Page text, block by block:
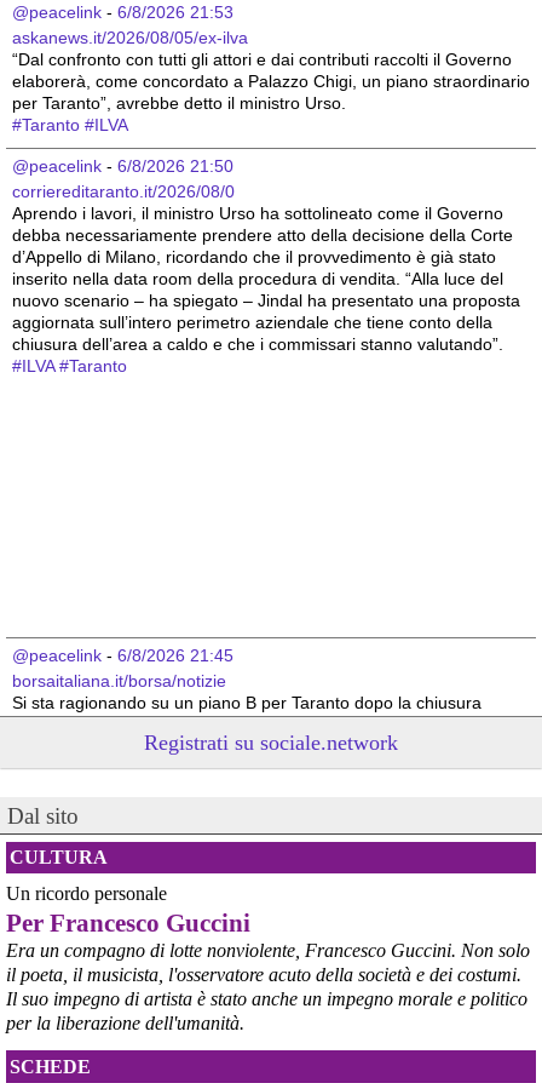
@peacelink - 6/8/2026 21:53
askanews.it/2026/08/05/ex-ilva
“Dal confronto con tutti gli attori e dai contributi raccolti il Governo
elaborerà, come concordato a Palazzo Chigi, un piano straordinario
per Taranto”, avrebbe detto il ministro Urso.
#Taranto #ILVA
@peacelink - 6/8/2026 21:50
corriereditaranto.it/2026/08/0
Aprendo i lavori, il ministro Urso ha sottolineato come il Governo
debba necessariamente prendere atto della decisione della Corte
d’Appello di Milano, ricordando che il provvedimento è già stato
inserito nella data room della procedura di vendita. “Alla luce del
nuovo scenario – ha spiegato – Jindal ha presentato una proposta
aggiornata sull’intero perimetro aziendale che tiene conto della
chiusura dell’area a caldo e che i commissari stanno valutando”.
#ILVA #Taranto
@peacelink - 6/8/2026 21:45
borsaitaliana.it/borsa/notizie
Si sta ragionando su un piano B per Taranto dopo la chiusura
cronachetarantine.it/index.php
il Governo ha manifestato l’intenzione di predisporre un
provvedimento straordinario per attenuare le conseguenze
economiche e sociali della prevista fermata dell’area a caldo e ha
chiesto alle rappresentanze del territorio di formulare proposte
concrete per definirne i contenuti. Casartigiani valuta positivamente
questa disponibilità.
#
ILVA Taranto
Registrati su sociale.network
Dal sito
CULTURA
Un ricordo personale
Per Francesco Guccini
Era un compagno di lotte nonviolente, Francesco Guccini. Non solo
il poeta, il musicista, l'osservatore acuto della società e dei costumi.
Il suo impegno di artista è stato anche un impegno morale e politico
per la liberazione dell'umanità.
SCHEDE